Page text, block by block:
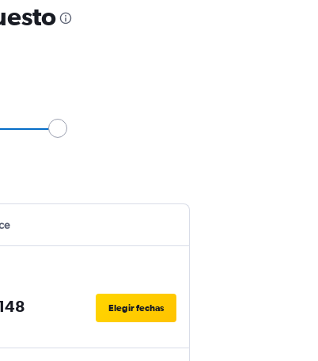
Elegir fechas